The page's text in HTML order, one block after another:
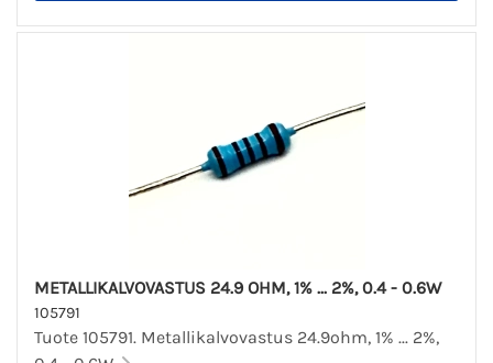
METALLIKALVOVASTUS 24.9 OHM, 1% ... 2%, 0.4 - 0.6W
105791
Tuote 105791. Metallikalvovastus 24.9ohm, 1% ... 2%,